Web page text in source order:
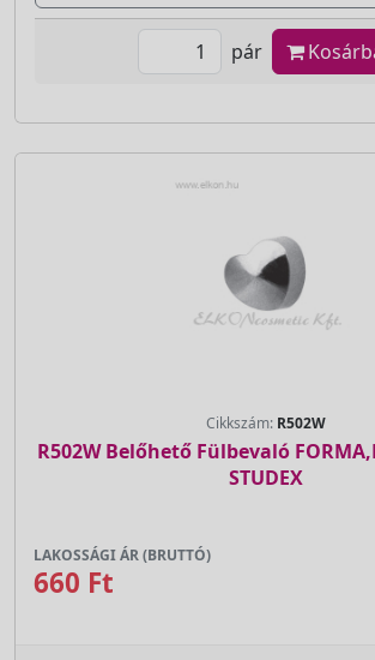
pár
Cikkszám: R502W
R502W Belőhető Fülbevaló
STUDEX
LAKOSSÁGI ÁR (BRUTTÓ)
660 Ft